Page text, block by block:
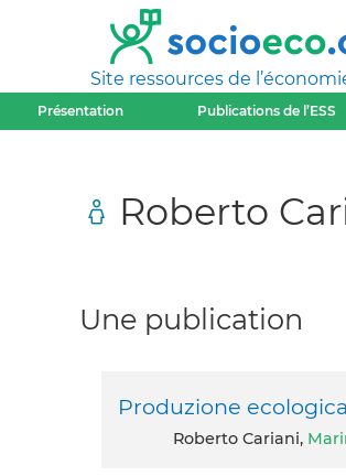
Site ressources de
Présentation Publications de l’ESS
Roberto
Une publication
Produzione
Roberto Cariani,